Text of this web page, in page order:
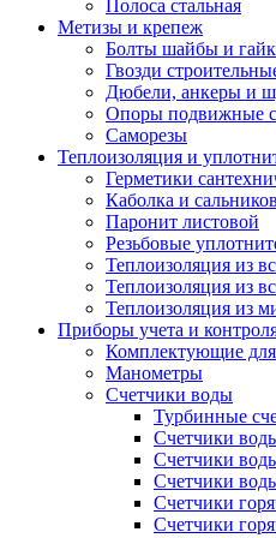
Полоса стальная
Метизы и крепеж
Болты шайбы и
Гвозди
Дюбели, анкеры и
Опоры подвижные
Саморезы
Теплоизоляция и
Герметики
Каболка и
Паронит листовой
Резьбовые
Теплоизоляция из
Теплоизоляция из
Теплоизоляция из
Приборы учета и
Комплектующие для
Манометры
Счетчики воды
Турбинные
Счетчики
Счетчики
Счетчики
Счетчики
Счетчики